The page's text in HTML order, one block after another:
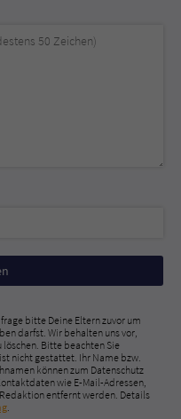
bitte Deine Eltern zuvor um
darfst. Wir behalten uns vor,
löschen. Bitte beachten Sie
nicht gestattet. Ihr Name bzw.
können zum Datenschutz
wie E-Mail-Adressen,
entfernt werden. Details